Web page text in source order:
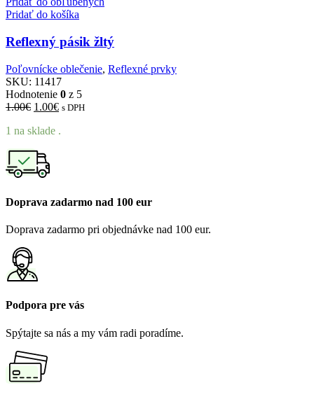
Pridať do košíka
Reflexný pásik žltý
Poľovnícke oblečenie, Reflexné prvky
SKU: 11417
Hodnotenie 0 z 5
1.00€ Pôvodná
bola:
1.00€Aktuálna
je:
s DPH
1 na sklade .
Doprava zadarmo nad 100 eur
Doprava zadarmo pri objednávke nad 100 eur.
Podpora pre vás
Spýtajte sa nás a my vám radi poradíme.